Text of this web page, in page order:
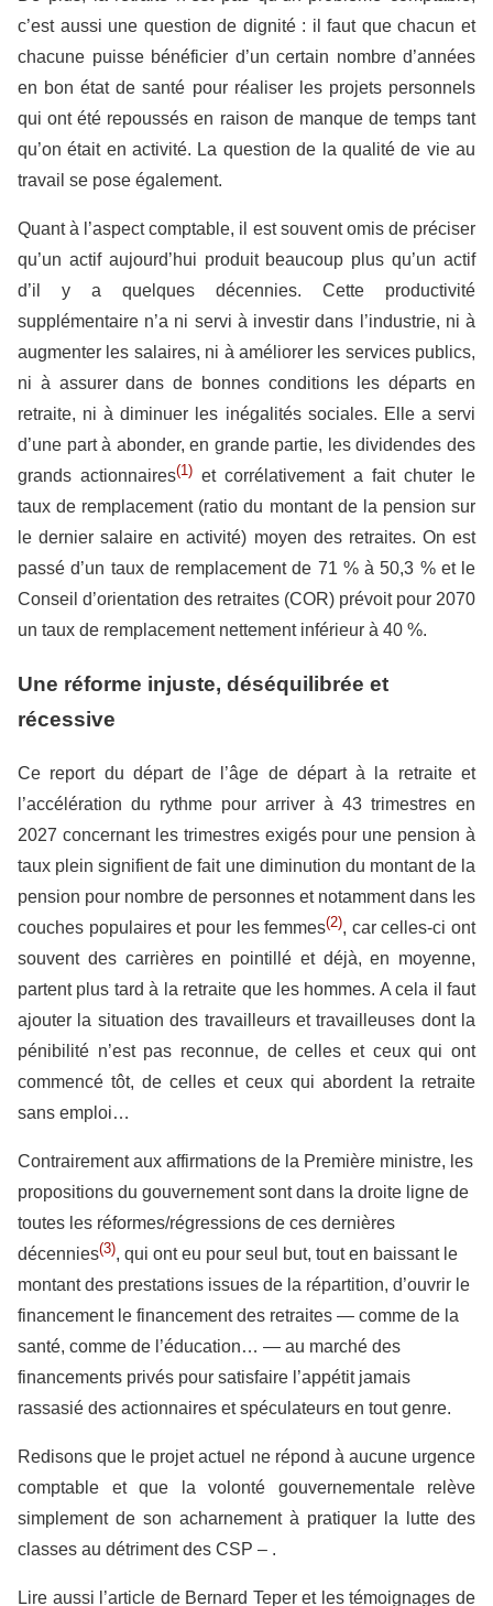
c’est aussi une question de dignité : il faut que chacun et
chacune puisse bénéficier d’un certain nombre d’années
en bon état de santé pour réaliser les projets personnels
qui ont été repoussés en raison de manque de temps tant
qu’on était en activité. La question de la qualité de vie au
travail se pose également.
Quant à l’aspect comptable, il est souvent omis de préciser
qu’un actif aujourd’hui produit beaucoup plus qu’un actif
d’il y a quelques décennies. Cette productivité
supplémentaire n’a ni servi à investir dans l’industrie, ni à
augmenter les salaires, ni à améliorer les services publics,
ni à assurer dans de bonnes conditions les départs en
retraite, ni à diminuer les inégalités sociales. Elle a servi
d’une part à abonder, en grande partie, les dividendes des
grands actionnaires(1) et corrélativement a fait chuter le
taux de remplacement (ratio du montant de la pension sur
le dernier salaire en activité) moyen des retraites. On est
passé d’un taux de remplacement de 71 % à 50,3 % et le
Conseil d’orientation des retraites (COR) prévoit pour 2070
un taux de remplacement nettement inférieur à 40 %.
Une réforme injuste, déséquilibrée et
récessive
Ce report du départ de l’âge de départ à la retraite et
l’accélération du rythme pour arriver à 43 trimestres en
2027 concernant les trimestres exigés pour une pension à
taux plein signifient de fait une diminution du montant de la
pension pour nombre de personnes et notamment dans les
couches populaires et pour les femmes(2), car celles-ci ont
souvent des carrières en pointillé et déjà, en moyenne,
partent plus tard à la retraite que les hommes. A cela il faut
ajouter la situation des travailleurs et travailleuses dont la
pénibilité n’est pas reconnue, de celles et ceux qui ont
commencé tôt, de celles et ceux qui abordent la retraite
sans emploi…
Contrairement aux affirmations de la Première ministre, les
propositions du gouvernement sont dans la droite ligne de
toutes les réformes/régressions de ces dernières
décennies(3), qui ont eu pour seul but, tout en baissant le
montant des prestations issues de la répartition, d’ouvrir le
financement le financement des retraites — comme de la
santé, comme de l’éducation… — au marché des
financements privés pour satisfaire l’appétit jamais
rassasié des actionnaires et spéculateurs en tout genre.
Redisons que le projet actuel ne répond à aucune urgence
comptable et que la volonté gouvernementale relève
simplement de son acharnement à pratiquer la lutte des
classes au détriment des CSP – .
Lire aussi l’article de Bernard Teper et les témoignages de